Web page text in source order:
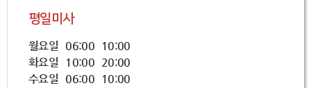
평일미사
월요일 06:00 10:00
화요일 10:00 20:00
수요일 06:00 10:00